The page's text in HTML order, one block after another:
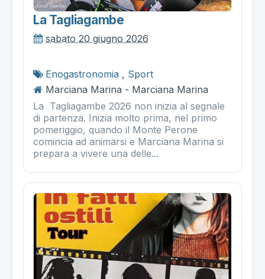
La Tagliagambe
sabato 20 giugno 2026
Enogastronomia , Sport
Marciana Marina - Marciana Marina
La Tagliagambe 2026 non inizia al segnale
di partenza. Inizia molto prima, nel primo
pomeriggio, quando il Monte Perone
comincia ad animarsi e Marciana Marina si
prepara a vivere una delle...